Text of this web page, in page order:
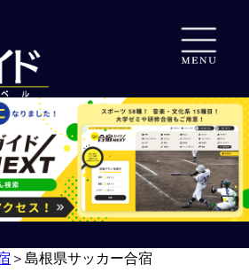
＞ 島根県サッカー合宿